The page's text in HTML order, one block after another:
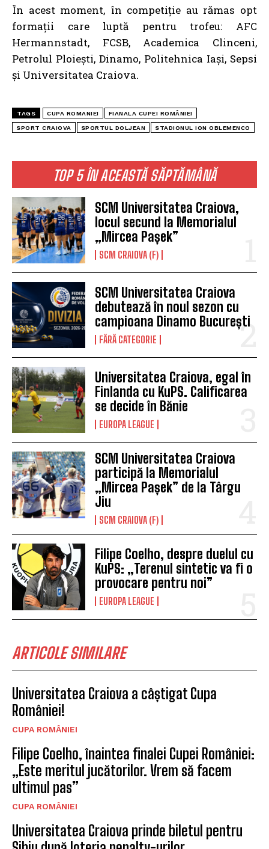
TOP 5 ÎN ACEASTĂ SĂPTĂMÂNĂ
SCM Universitatea Craiova,
locul secund la Memorialul
„Mircea Pașek”
SCM CRAIOVA (F)
SCM Universitatea Craiova
debutează în noul sezon cu
campioana Dinamo București
FĂRĂ CATEGORIE
Universitatea Craiova, egal în
Finlanda cu KuPS. Calificarea
se decide în Bănie
EUROPA LEAGUE
SCM Universitatea Craiova
participă la Memorialul
„Mircea Pașek” de la Târgu
Jiu
SCM CRAIOVA (F)
Filipe Coelho, despre duelul cu
KuPS: „Terenul sintetic va fi o
provocare pentru noi”
EUROPA LEAGUE
ARTICOLE SIMILARE
Universitatea Craiova a câștigat Cupa
României!
CUPA ROMÂNIEI
Filipe Coelho, înaintea finalei Cupei României:
„Este meritul jucătorilor. Vrem să facem
ultimul pas”
CUPA ROMÂNIEI
Universitatea Craiova prinde biletul pentru
În acest moment, în competiție au rămas opt
formații care luptă pentru trofeu: AFC
Hermannstadt, FCSB, Academica Clinceni,
Petrolul Ploiești, Dinamo, Politehnica Iași, Sepsi
și Universitatea Craiova.
TAGS CUPA ROMANIEI FIANALA CUPEI ROMÂNIEI
SPORT CRAIOVA SPORTUL DOLJEAN STADIONUL ION OBLEMENCO